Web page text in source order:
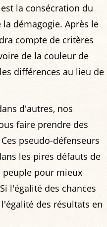
la consécration du
démagogie. Après le
compte de critères
de la couleur de
différences au lieu de
d'autres, nos
faire prendre des
pseudo-défenseurs
les pires défauts de
pour mieux
l'égalité des chances
des résultats en